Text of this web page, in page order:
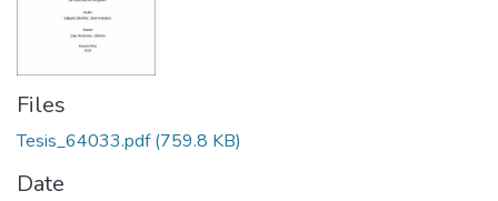
Files
Tesis_64033.pdf(759.8 KB)
Date